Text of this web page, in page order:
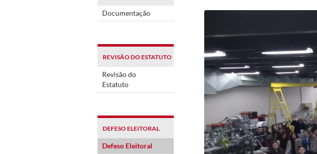
Documentação
REVISÃO DO ESTATUTO
Revisão do
Estatuto
DEFESO ELEITORAL
Defeso Eleitoral